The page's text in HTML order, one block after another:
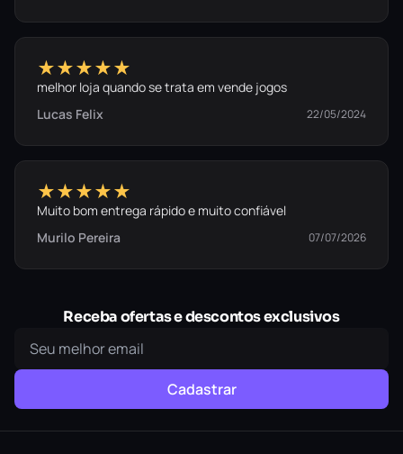
★★★★★
melhor loja quando se trata em vende jogos
Lucas Felix
22/05/2024
★★★★★
Muito bom entrega rápido e muito confiável
Murilo Pereira
07/07/2026
Receba ofertas e descontos exclusivos
Cadastrar